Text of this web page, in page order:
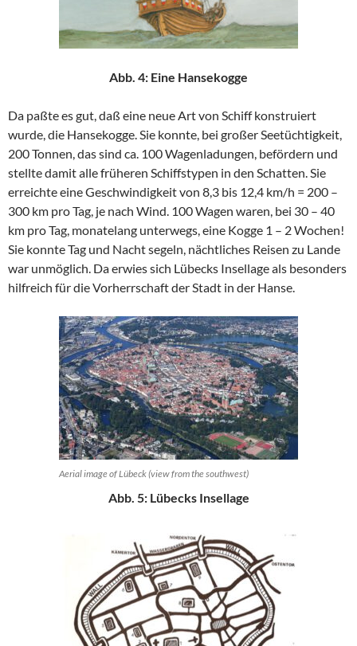
Abb. 4: Eine Hansekogge
Da paßte es gut, daß eine neue Art von Schiff konstruiert
wurde, die Hansekogge. Sie konnte, bei großer Seetüchtigkeit,
200 Tonnen, das sind ca. 100 Wagenladungen, befördern und
stellte damit alle früheren Schiffstypen in den Schatten. Sie
erreichte eine Geschwindigkeit von 8,3 bis 12,4 km/h = 200 –
300 km pro Tag, je nach Wind. 100 Wagen waren, bei 30 – 40
km pro Tag, monatelang unterwegs, eine Kogge 1 – 2 Wochen!
Sie konnte Tag und Nacht segeln, nächtliches Reisen zu Lande
war unmöglich. Da erwies sich Lübecks Insellage als besonders
hilfreich für die Vorherrschaft der Stadt in der Hanse.
Aerial image of Lübeck (view from the southwest)
Abb. 5: Lübecks Insellage